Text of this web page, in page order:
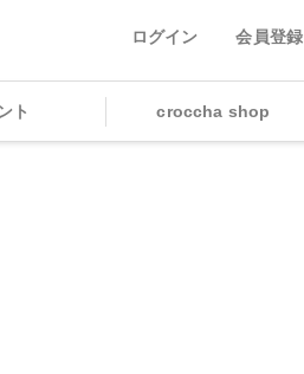
ログイン 会員登録
ト croccha shop